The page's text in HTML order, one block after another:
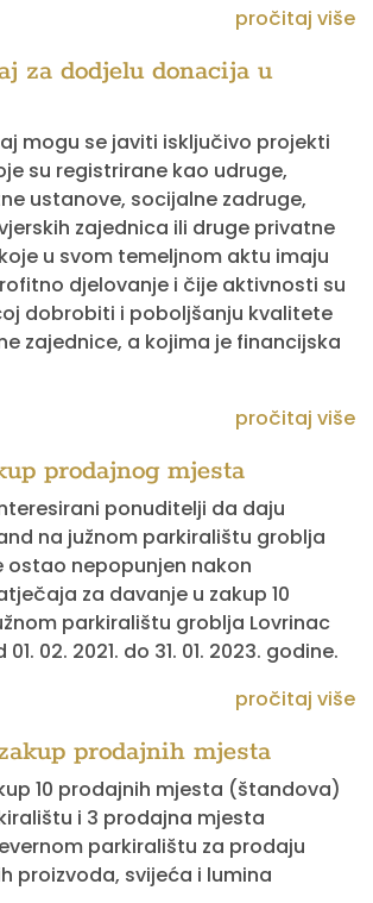
pročitaj više
za dodjelu donacija u
mogu se javiti isključivo projekti
su registrirane kao udruge,
ustanove, socijalne zadruge,
zajednica ili druge privatne
u svom temeljnom aktu imaju
djelovanje i čije aktivnosti su
dobrobiti i poboljšanju kvalitete
zajednice, a kojima je financijska
pročitaj više
prodajnog mjesta
ponuditelji da daju
na južnom parkiralištu groblja
ostao nepopunjen nakon
za davanje u zakup 10
parkiralištu groblja Lovrinac
02. 2021. do 31. 01. 2023. godine.
pročitaj više
prodajnih mjesta
10 prodajnih mjesta (štandova)
i 3 prodajna mjesta
parkiralištu za prodaju
proizvoda, svijeća i lumina